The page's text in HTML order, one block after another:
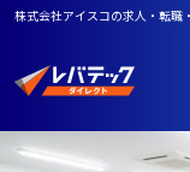
株式会社アイスコの求人・転職